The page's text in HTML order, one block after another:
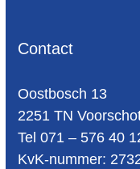
Contact
Oost­bosch 13
2251 TN
Tel 071 – 576 40
KvK-nummer: